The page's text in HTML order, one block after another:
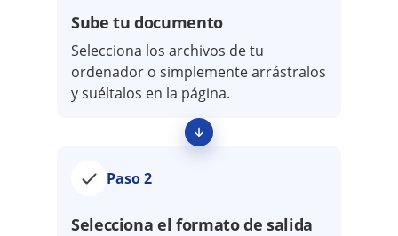
Sube tu documento
Selecciona los archivos de tu
ordenador o simplemente arrástralos
y suéltalos en la página.
Paso 2
Selecciona el formato de salida